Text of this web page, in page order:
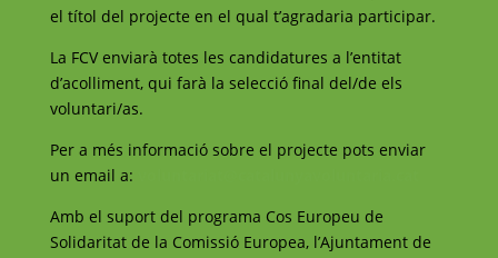
el títol del projecte en el qual t’agradaria participar.
La FCV enviarà totes les candidatures a l’entitat
d’acolliment, qui farà la selecció final del/de els
voluntari/as.
Per a més informació sobre el projecte pots enviar
un email a:
Amb el suport del programa Cos Europeu de
Solidaritat de la Comissió Europea, l’Ajuntament de